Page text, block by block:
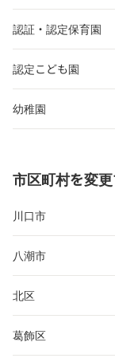
認証・認定保育園
認定こども園
幼稚園
市区町村を変
川口市
八潮市
北区
葛飾区